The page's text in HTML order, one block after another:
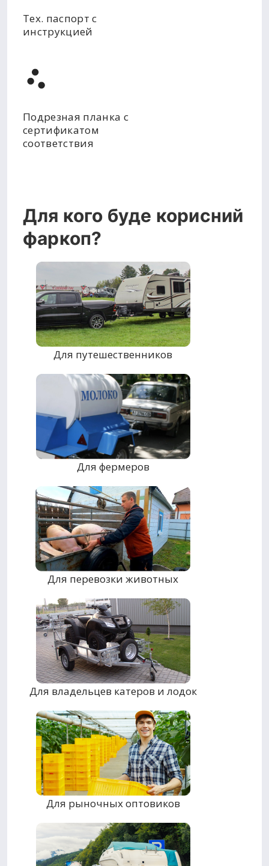
Тех. паспорт с
инструкцией
Подрезная планка с
сертификатом
соответствия
Для кого буде корисний
фаркоп?
Для путешественников
Для фермеров
Для перевозки животных
Для владельцев катеров и лодок
Для рыночных оптовиков